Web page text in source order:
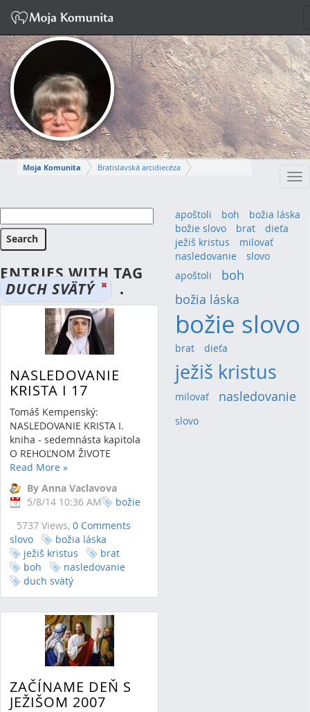
Moja Komunita
Bratislavská arcidiecéza
ANNA
ENTRIES WITH TAG
DUCH SVÄTÝ .
NASLEDOVANIE
KRISTA I 17
Tomáš Kempenský:
NASLEDOVANIE KRISTA I.
kniha - sedemnásta kapitola
O REHOĽNOM ŽIVOTE
Read More »
By Anna Vaclavova
5/8/14 10:36 AM
5737 Views, 0 Comments
božie
slovo
božia láska
ježiš kristus
brat
boh
nasledovanie
duch svätý
ZAČÍNAME DEŇ S
JEŽIŠOM 2007
apoštoli boh
božia láska
božie slovo
brat
dieťa
ježiš kristus
milovať
nasledovanie
slovo
apoštoli
boh
božia láska
božie slovo
brat (3)dieťa
ježiš kristus
milovať (4)nasledovanie
slovo